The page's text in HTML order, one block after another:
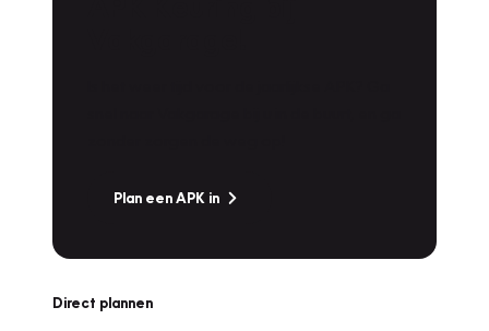
Plan een APK in
Direct plannen